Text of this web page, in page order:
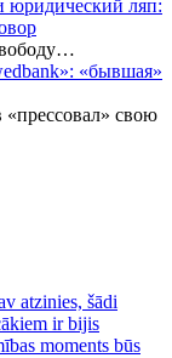
юридический ляп:
«бывшая»
свою
atzinies, šādi
ir bijis
moments būs